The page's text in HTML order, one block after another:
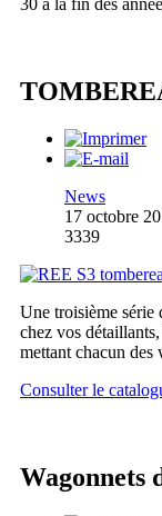
30 à la fin des
News
17 octobre
3339
Une troisième
chez vos
mettant chacun des
Consulter le
Wagonnets